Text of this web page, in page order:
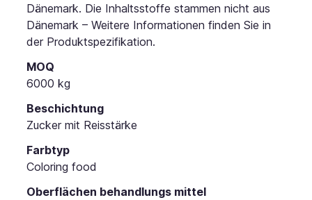
Dänemark. Die Inhaltsstoffe stammen nicht aus
Dänemark – Weitere Informationen finden Sie in
der Produktspezifikation.
MOQ
6000 kg
Beschichtung
Zucker mit Reisstärke
Farbtyp
Coloring food
Oberflächen behandlungs mittel